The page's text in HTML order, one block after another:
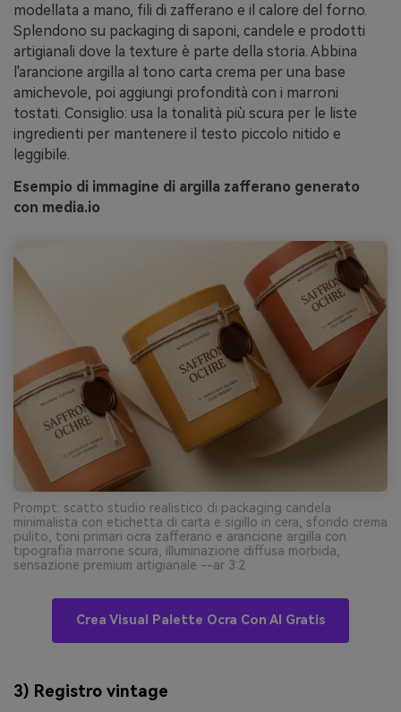
modellata a mano, fili di zafferano e il calore del forno.
Splendono su packaging di saponi, candele e prodotti
artigianali dove la texture è parte della storia. Abbina
l'arancione argilla al tono carta crema per una base
amichevole, poi aggiungi profondità con i marroni
tostati. Consiglio: usa la tonalità più scura per le liste
ingredienti per mantenere il testo piccolo nitido e
leggibile.
Esempio di immagine di argilla zafferano generato
con media.io
Prompt: scatto studio realistico di packaging candela
minimalista con etichetta di carta e sigillo in cera, sfondo crema
pulito, toni primari ocra zafferano e arancione argilla con
tipografia marrone scura, illuminazione diffusa morbida,
sensazione premium artigianale --ar 3:2
Crea Visual Palette Ocra Con AI Gratis
3) Registro vintage